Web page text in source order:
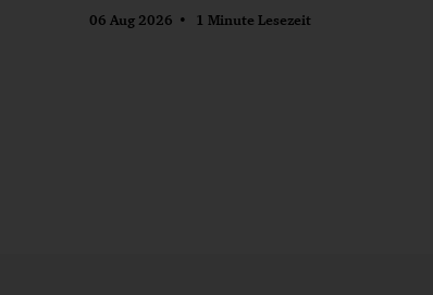
06 Aug 2026 1 Minute Lesezeit